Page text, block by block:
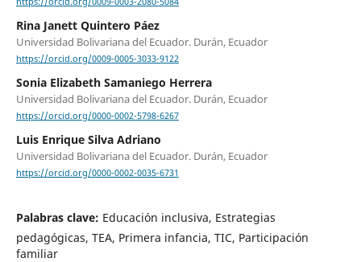
Rina Janett Quintero Páez
Universidad Bolivariana del Ecuador. Durán, Ecuador
https://orcid.org/0009-0005-3033-9122
Sonia Elizabeth Samaniego Herrera
Universidad Bolivariana del Ecuador. Durán, Ecuador
https://orcid.org/0000-0002-5798-6267
Luis Enrique Silva Adriano
Universidad Bolivariana del Ecuador. Durán, Ecuador
https://orcid.org/0000-0002-0035-6731
Palabras clave: Educación inclusiva, Estrategias
pedagógicas, TEA, Primera infancia, TIC, Participación
familiar